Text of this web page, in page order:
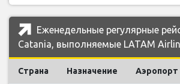
Еженедельные регулярные
Catania, выполняемые LATAM
Страна Назначение Аэропорт